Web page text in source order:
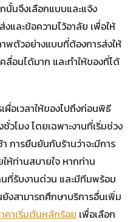
นั้นจึงเลือกแบบและแจ้ง
และข้อความไว้อาลัย เพื่อให้
พตัวอย่างแบบที่ต้องการส่งให้
ลื่อนได้มาก และทำให้ของที่ได้
ผื่อเวลาให้ของไปถึงก่อนพิธี
โมง โดยเฉพาะงานที่เริ่มช่วง
า การยืนยันกับร้านว่าจะมีการ
ห้ท่านสบายใจ หากท่าน
นที่รับงานด่วน และมีทีมพร้อม
งสามารถศึกษาบริการอื่นเพิ่ม
คาเริ่มต้นหลักร้อย เพื่อเลือก